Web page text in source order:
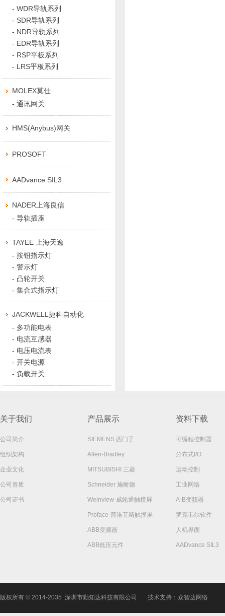
- WDR导轨系列
- SDR导轨系列
- NDR导轨系列
- EDR导轨系列
- RSP平板系列
- LRS平板系列
MOLEX莫仕
- 通讯网关
HMS(Anybus)网关
PROSOFT
AADvance SIL3
NADER上海良信
- 导轨插座
TAYEE 上海天逸
- 按钮指示灯
- 警示灯
- 凸轮开关
- 集合式指示灯
JACKWELL捷科自动化
- 多功能电表
- 电流互感器
- 电压电流表
- 开关电源
- 负载开关
关于我们
公司简介
组织架构
企业文化
公司资质
公司证书
产品展示
SIEMENS 西门子
Allen-Bradley
MITSUBISHI 三菱
Schneider 施耐德
Weinview-威纶通触摸屏
Proface-普洛菲斯触摸屏
ABB变频器
ABB低压元件
资料下载
可编程控制器
分布式I/O
运动控制
工业网络
A-B变频器
罗克韦尔软件
人机界面
AADvance SIL3
版权所有 © 2014-2035 深圳市勤知达科技有限公司 技术支持：众智达网络